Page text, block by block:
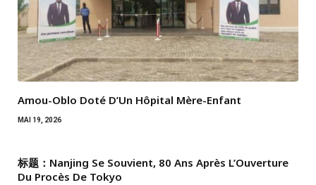
Amou-Oblo Doté D’Un Hôpital Mère-Enfant
MAI 19, 2026
标题：Nanjing Se Souvient, 80 Ans Après L’Ouverture
Du Procès De Tokyo